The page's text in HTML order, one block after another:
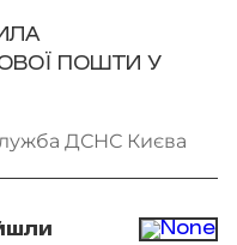
ПОШТИ У
ДСНС Києва